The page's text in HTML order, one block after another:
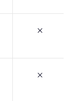
×
×